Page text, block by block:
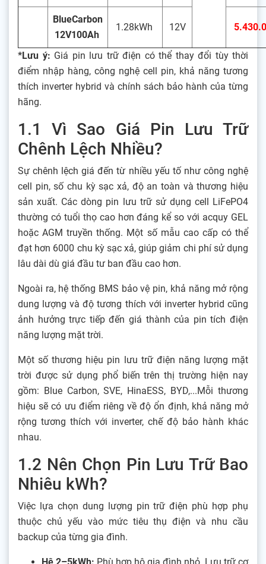
BlueCarbon
12V100Ah
1.28kWh 12V
*Lưu ý: Giá pin lưu trữ điện có thể thay đổi tùy thời
điểm nhập hàng, công nghệ cell pin, khả năng tương
thích inverter hybrid và chính sách bảo hành của từng
hãng.
1.1 Vì Sao Giá Pin Lưu Trữ
Chênh Lệch Nhiều?
Sự chênh lệch giá đến từ nhiều yếu tố như công nghệ
cell pin, số chu kỳ sạc xả, độ an toàn và thương hiệu
sản xuất. Các dòng pin lưu trữ sử dụng cell LiFePO4
thường có tuổi thọ cao hơn đáng kể so với acquy GEL
hoặc AGM truyền thống. Một số mẫu cao cấp có thể
đạt hơn 6000 chu kỳ sạc xả, giúp giảm chi phí sử dụng
lâu dài dù giá đầu tư ban đầu cao hơn.
Ngoài ra, hệ thống BMS bảo vệ pin, khả năng mở rộng
dung lượng và độ tương thích với inverter hybrid cũng
ảnh hưởng trực tiếp đến giá thành của pin tích điện
năng lượng mặt trời.
Một số thương hiệu pin lưu trữ điện năng lượng mặt
trời được sử dụng phổ biến trên thị trường hiện nay
gồm: Blue Carbon, SVE, HinaESS, BYD,...Mỗi thương
hiệu sẽ có ưu điểm riêng về độ ổn định, khả năng mở
rộng tương thích với inverter, chế độ bảo hành khác
nhau.
1.2 Nên Chọn Pin Lưu Trữ Bao
Nhiêu kWh?
Việc lựa chọn dung lượng pin trữ điện phù hợp phụ
thuộc chủ yếu vào mức tiêu thụ điện và nhu cầu
backup của từng gia đình.